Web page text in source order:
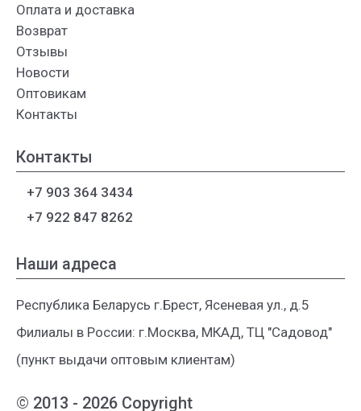
© 2013 - 2026 Copyright
Оплата и доставка
Возврат
Отзывы
Новости
Оптовикам
Контакты
Контакты
+7 903 364 3434
+7 922 847 8262
Наши адреса
Республика Беларусь г.Брест, Ясеневая ул., д.5
Филиалы в России: г.Москва, МКАД, ТЦ "Садовод"
(пункт выдачи оптовым клиентам)